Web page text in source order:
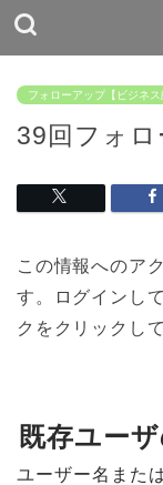
フォローアップ【ビジネス
39回フォ
この情報へのア
す。ログインし
クをクリックし
既存ユー
ユーザー名また